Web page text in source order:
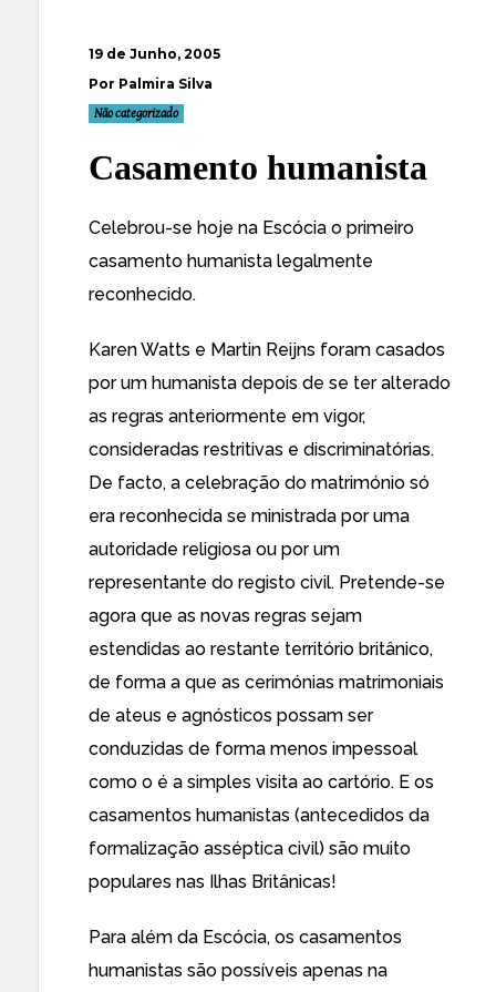
19 de Junho, 2005
Por Palmira Silva
Não categorizado
Casamento humanista
Celebrou-se hoje na Escócia o primeiro
casamento humanista legalmente
reconhecido.
Karen Watts e Martin Reijns foram casados
por um humanista depois de se ter alterado
as regras anteriormente em vigor,
consideradas restritivas e discriminatórias.
De facto, a celebração do matrimónio só
era reconhecida se ministrada por uma
autoridade religiosa ou por um
representante do registo civil. Pretende-se
agora que as novas regras sejam
estendidas ao restante território britânico,
de forma a que as cerimónias matrimoniais
de ateus e agnósticos possam ser
conduzidas de forma menos impessoal
como o é a simples visita ao cartório. E os
casamentos humanistas (antecedidos da
formalização asséptica civil) são muito
populares nas Ilhas Britânicas!
Para além da Escócia, os casamentos
humanistas são possíveis apenas na